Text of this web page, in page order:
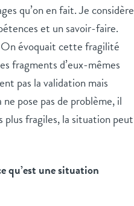
qu’on en fait. Je considère
et un savoir-faire.
On évoquait cette fragilité
fragments d’eux-mêmes
pas la validation mais
pose pas de problème, il
plus fragiles, la situation peut
qu’est une situation